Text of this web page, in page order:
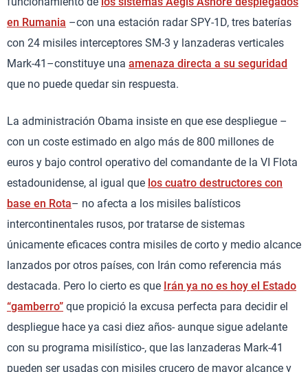
en Rumania –con una estación radar SPY-1D, tres baterías
con 24 misiles interceptores SM-3 y lanzaderas verticales
Mark-41–constituye una amenaza directa a su seguridad
que no puede quedar sin respuesta.
La administración Obama insiste en que ese despliegue –
con un coste estimado en algo más de 800 millones de
euros y bajo control operativo del comandante de la VI Flota
estadounidense, al igual que los cuatro destructores con
base en Rota– no afecta a los misiles balísticos
intercontinentales rusos, por tratarse de sistemas
únicamente eficaces contra misiles de corto y medio alcance
lanzados por otros países, con Irán como referencia más
destacada. Pero lo cierto es que Irán ya no es hoy el Estado
“gamberro” que propició la excusa perfecta para decidir el
despliegue hace ya casi diez años- aunque sigue adelante
con su programa misilístico-, que las lanzaderas Mark-41
pueden ser usadas con misiles crucero de mayor alcance y